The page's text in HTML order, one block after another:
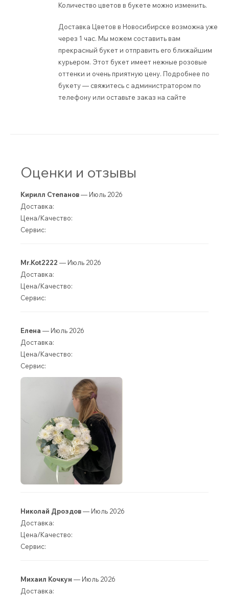
Количество цветов в букете можно изменить.
Доставка Цветов в Новосибирске возможна уже
через 1 час. Мы можем составить вам
прекрасный букет и отправить его ближайшим
курьером. Этот букет имеет нежные розовые
оттенки и очень приятную цену. Подробнее по
букету — свяжитесь с администратором по
телефону или оставьте заказ на сайте
Оценки и отзывы
Кирилл Степанов— Июль 2026
Доставка:
Цена/Качество:
Сервис:
Mr.Kot2222 — Июль 2026
Доставка:
Цена/Качество:
Сервис:
Елена — Июль 2026
Доставка:
Цена/Качество:
Сервис:
Николай Дроздов— Июль 2026
Доставка:
Цена/Качество:
Сервис:
Михаил Кочкун — Июль 2026
Доставка: